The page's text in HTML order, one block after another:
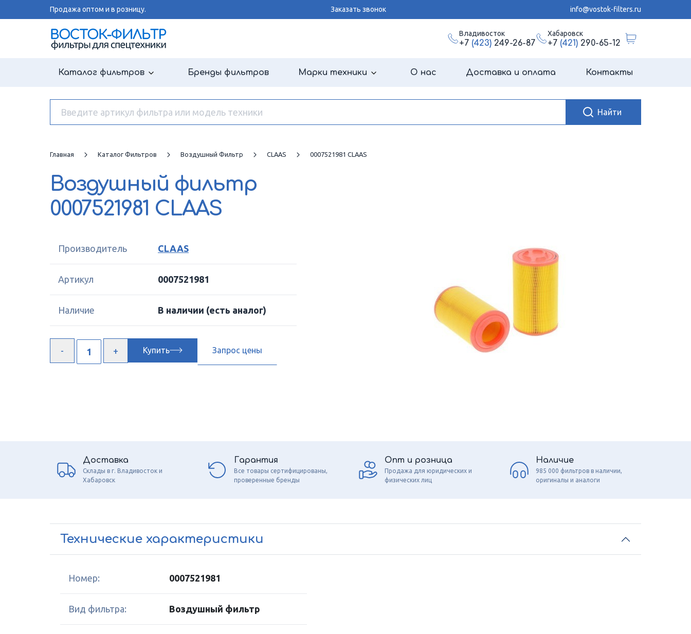
Продажа оптом и в розницу. Заказать звонок info@vostok-filters.ru
Владивосток
+7 (423)249-26-87
Хабаровск
+7 (421)290-65-12
Каталог фильтров Бренды фильтров Марки техники О нас Доставка и оплата Контакты
Главная Каталог Фильтров Воздушный Фильтр CLAAS 0007521981 CLAAS
Воздушный фильтр
0007521981 CLAAS
Производитель CLAAS
Артикул 0007521981
Наличие В наличии (есть аналог)
Купить Запрос цены
Доставка
Склады в г. Владивосток и
Хабаровск
Гарантия
Все товары сертифицированы,
проверенные бренды
Опт и розница
Продажа для юридических и
физических лиц
Наличие
985 000 фильтров в наличии,
оригиналы и аналоги
Технические характеристики
Номер: 0007521981
Вид фильтра: Воздушный фильтр